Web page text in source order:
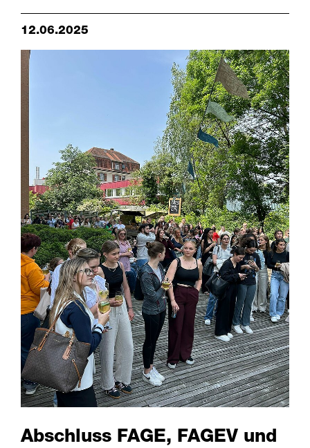
12.06.2025
Abschluss FAGE, FAGEV und